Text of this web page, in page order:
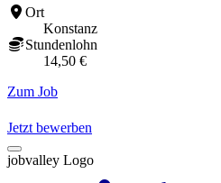
Ort
Konstanz
Stundenlohn
14,50 €
Zum Job
Jetzt bewerben
jobvalley Logo